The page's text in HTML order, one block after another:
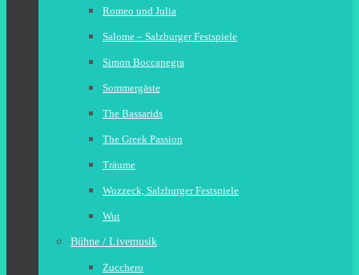
Romeo und Julia
Salome – Salzburger Festspiele
Simon Boccanegra
Sommergäste
The Bassarids
The Greek Passion
Träume
Wozzeck, Salzburger Festspiele
Wut
Bühne / Livemusik
Zucchero